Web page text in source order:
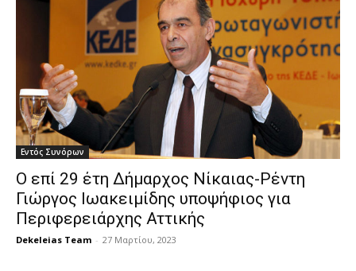
Εντός Συνόρων
Ο επί 29 έτη Δήμαρχος Νίκαιας-Ρέντη
Γιώργος Ιωακειμίδης υποψήφιος για
Περιφερειάρχης Αττικής
Dekeleias Team - 27 Μαρτίου, 2023